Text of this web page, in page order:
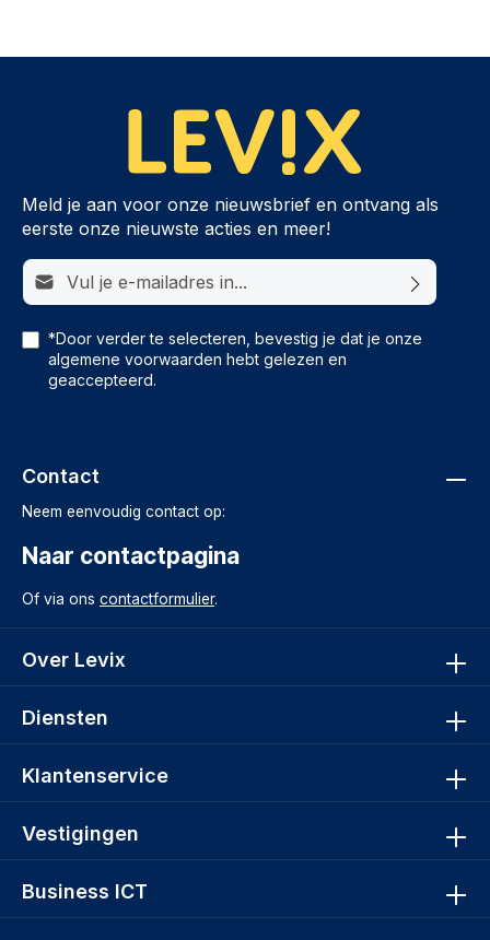
Meld je aan voor onze nieuwsbrief en ontvang als
eerste onze nieuwste acties en meer!
E-mailadres*
*Door verder te selecteren, bevestig je dat je onze
algemene voorwaarden hebt gelezen en
geaccepteerd.
Contact
Neem eenvoudig contact op:
Naar contactpagina
Of via ons contactformulier.
Over Levix
Diensten
Klantenservice
Vestigingen
Business ICT